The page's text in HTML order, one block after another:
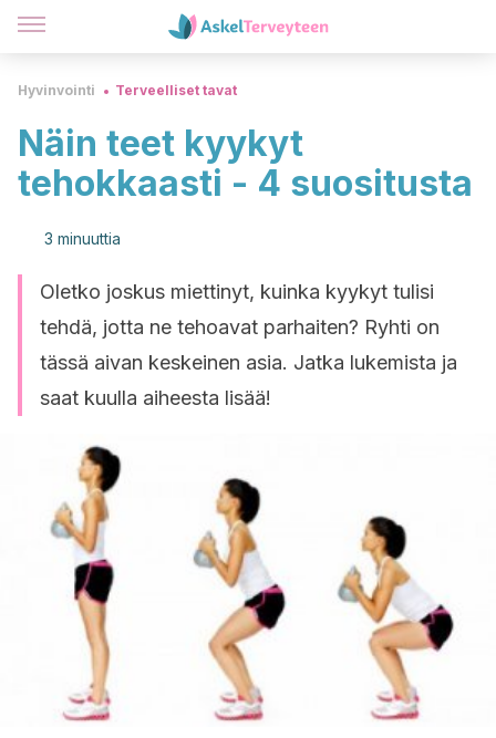
Hyvinvointi Terveelliset tavat
Näin teet kyykyt
tehokkaasti - 4 suositusta
3 minuuttia
Oletko joskus miettinyt, kuinka kyykyt tulisi
tehdä, jotta ne tehoavat parhaiten? Ryhti on
tässä aivan keskeinen asia. Jatka lukemista ja
saat kuulla aiheesta lisää!